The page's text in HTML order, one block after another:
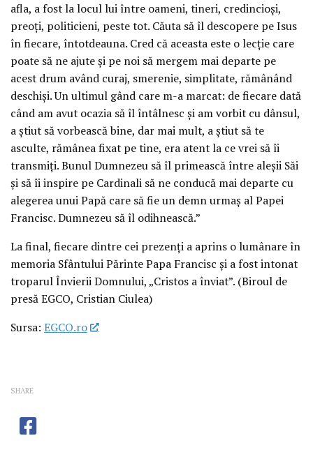
afla, a fost la locul lui între oameni, tineri, credincioși,
preoți, politicieni, peste tot. Căuta să îl descopere pe Isus
în fiecare, întotdeauna. Cred că aceasta este o lecție care
poate să ne ajute și pe noi să mergem mai departe pe
acest drum având curaj, smerenie, simplitate, rămânând
deschiși. Un ultimul gând care m-a marcat: de fiecare dată
când am avut ocazia să îl întâlnesc și am vorbit cu dânsul,
a știut să vorbească bine, dar mai mult, a știut să te
asculte, rămânea fixat pe tine, era atent la ce vrei să îi
transmiți. Bunul Dumnezeu să îl primească între aleșii Săi
și să îi inspire pe Cardinali să ne conducă mai departe cu
alegerea unui Papă care să fie un demn urmaș al Papei
Francisc. Dumnezeu să îl odihnească.”
La final, fiecare dintre cei prezenți a aprins o lumânare în
memoria Sfântului Părinte Papa Francisc și a fost intonat
troparul Învierii Domnului, „Cristos a înviat”. (Biroul de
presă EGCO, Cristian Ciulea)
Sursa: EGCO.ro
SHARE